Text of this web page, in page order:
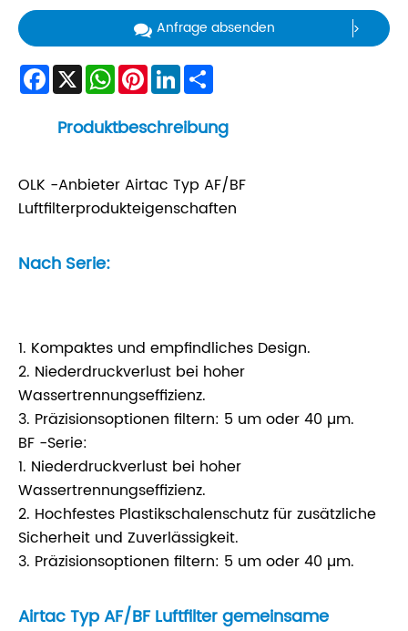
Anfrage absenden
Facebook
X WhatsApp
Pinterest
LinkedIn
Produktbeschreibung
OLK -Anbieter Airtac Typ AF/BF
Luftfilterprodukteigenschaften
Nach Serie:
1. Kompaktes und empfindliches Design.
2. Niederdruckverlust bei hoher
Wassertrennungseffizienz.
3. Präzisionsoptionen filtern: 5 um oder 40 µm.
BF -Serie:
1. Niederdruckverlust bei hoher
Wassertrennungseffizienz.
2. Hochfestes Plastikschalenschutz für zusätzliche
Sicherheit und Zuverlässigkeit.
3. Präzisionsoptionen filtern: 5 um oder 40 µm.
Airtac Typ AF/BF Luftfilter gemeinsame